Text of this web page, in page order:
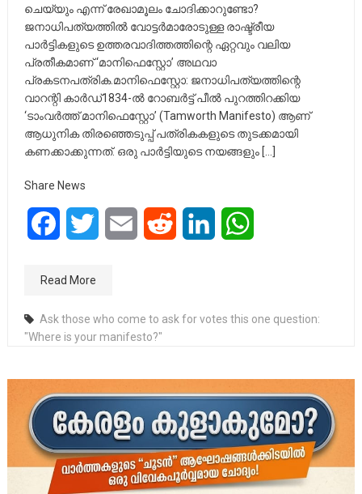
ചെയ്യും എന്ന് രേഖാമൂലം ചോദിക്കാറുണ്ടോ?
ജനാധിപത്യത്തിൽ വോട്ടർമാരോടുള്ള രാഷ്ട്രീയ
പാർട്ടികളുടെ ഉത്തരവാദിത്തത്തിന്റെ ഏറ്റവും വലിയ
പ്രതീകമാണ് ‘മാനിഫെസ്റ്റോ’ അഥവാ
പ്രകടനപത്രിക.മാനിഫെസ്റ്റോ: ജനാധിപത്യത്തിന്റെ
വാറന്റി കാർഡ്1834-ൽ റോബർട്ട് പീൽ പുറത്തിറക്കിയ
‘ടാംവർത്ത് മാനിഫെസ്റ്റോ’ (Tamworth Manifesto) ആണ്
ആധുനിക തിരഞ്ഞെടുപ്പ് പത്രികകളുടെ തുടക്കമായി
കണക്കാക്കുന്നത്. ഒരു പാർട്ടിയുടെ നയങ്ങളും […]
Share News
FacebookTwitter Email Reddit LinkedIn
Read More
Ask those who come to ask for votes this one question:
"Where is your manifesto?"